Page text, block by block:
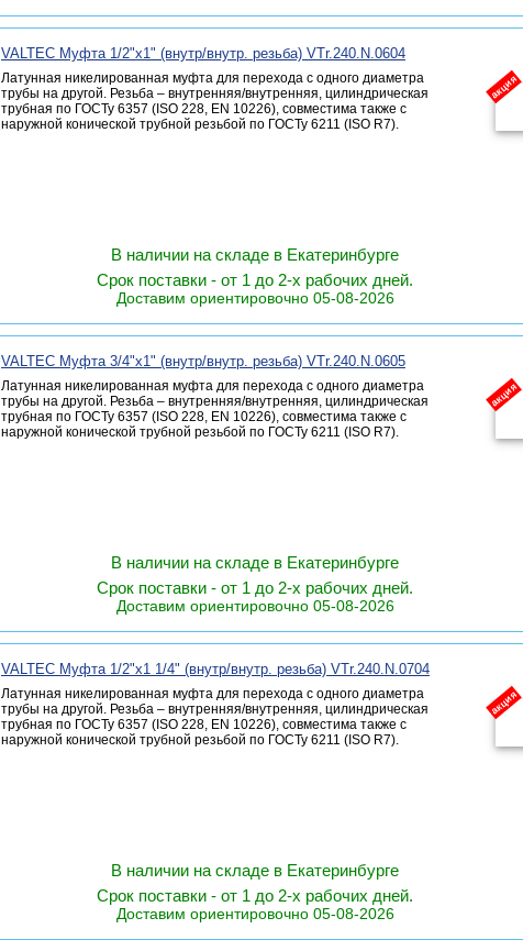
VALTEC Муфта 1/2"х1" (внутр/внутр. резьба) VTr.240.N.0604
Латунная никелированная муфта для перехода с одного диаметра
трубы на другой. Резьба – внутренняя/внутренняя, цилиндрическая
трубная по ГОСТу 6357 (ISO 228, EN 10226), совместима также с
наружной конической трубной резьбой по ГОСТу 6211 (ISO R7).
акция
В наличии на складе в Екатеринбурге
Срок поставки - от 1 до 2-х рабочих дней.
Доставим ориентировочно 05-08-2026
VALTEC Муфта 3/4"х1" (внутр/внутр. резьба) VTr.240.N.0605
Латунная никелированная муфта для перехода с одного диаметра
трубы на другой. Резьба – внутренняя/внутренняя, цилиндрическая
трубная по ГОСТу 6357 (ISO 228, EN 10226), совместима также с
наружной конической трубной резьбой по ГОСТу 6211 (ISO R7).
акция
В наличии на складе в Екатеринбурге
Срок поставки - от 1 до 2-х рабочих дней.
Доставим ориентировочно 05-08-2026
VALTEC Муфта 1/2"х1 1/4" (внутр/внутр. резьба) VTr.240.N.0704
Латунная никелированная муфта для перехода с одного диаметра
трубы на другой. Резьба – внутренняя/внутренняя, цилиндрическая
трубная по ГОСТу 6357 (ISO 228, EN 10226), совместима также с
наружной конической трубной резьбой по ГОСТу 6211 (ISO R7).
акция
В наличии на складе в Екатеринбурге
Срок поставки - от 1 до 2-х рабочих дней.
Доставим ориентировочно 05-08-2026